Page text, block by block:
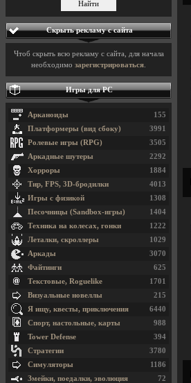
Скрыть рекламу с сайта
Чтоб скрыть всю рекламу с сайта, для начала
необходимо зарегистрироваться
Игры для PC
155
Арканоиды
3991
Платформеры (вид сбоку)
3505
Ролевые игры (RPG)
2292
Аркадные шутеры
1884
Хорроры
4013
Тир, FPS, 3D-бродилки
1308
Игры с физикой
1404
Песочницы (Sandbox-игры)
1222
Техника на колесах, гонки
1029
Леталки, скроллеры
3070
Аркады
625
Файтинги
1701
Текстовые, Roguelike
215
Визуальные новеллы
6440
Я ищу, квесты, приключения
988
Спорт, настольные, карты
394
Tower Defense
3780
Стратегии
1186
Симуляторы
72
Змейки, поедалки, эволюция